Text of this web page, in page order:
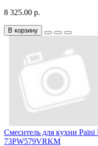
8 325.00 р.
В корзину
Смеситель для кухни Paini
73PW579VRKM